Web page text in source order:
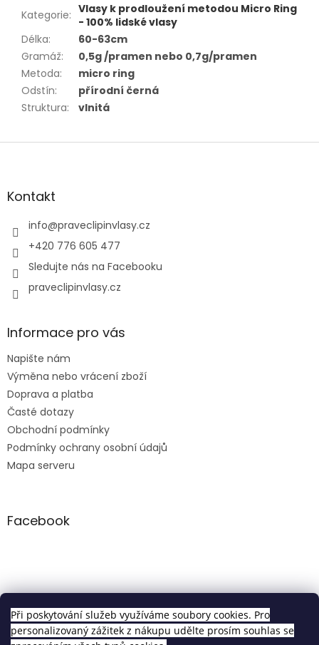
Při poskytování služeb využíváme soubory cookies. Pro
personalizovaný zážitek z nákupu udělte prosím souhlas se
Kategorie: Vlasy k prodloužení metodou Micro Ring
- 100% lidské vlasy
Délka:
60-63cm
Gramáž:
0,5g /pramen nebo 0,7g/pramen
Metoda:
micro ring
Odstín:
přírodní černá
Struktura: vlnitá
Z
aKontakt
info@praveclipinvlasy.cz
+420 776 605 477
Sledujte nás na Facebooku
praveclipinvlasy.cz
Informace pro vás
Napište nám
Výměna nebo vrácení zboží
Doprava a platba
Časté dotazy
Obchodní podmínky
Podmínky ochrany osobní údajů
Mapa serveru
Facebook
Clip in sety